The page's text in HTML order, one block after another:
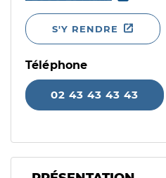
S'Y RENDRE
Téléphone
02 43 43 43 43